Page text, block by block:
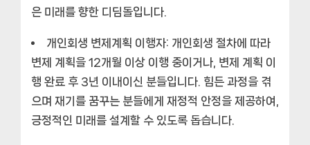
은 미래를 향한 디딤돌입니다.
개인회생 변제계획 이행자: 개인회생 절차에 따라
변제 계획을 12개월 이상 이행 중이거나, 변제 계획 이
행 완료 후 3년 이내이신 분들입니다. 힘든 과정을 겪
으며 재기를 꿈꾸는 분들에게 재정적 안정을 제공하여,
긍정적인 미래를 설계할 수 있도록 돕습니다.